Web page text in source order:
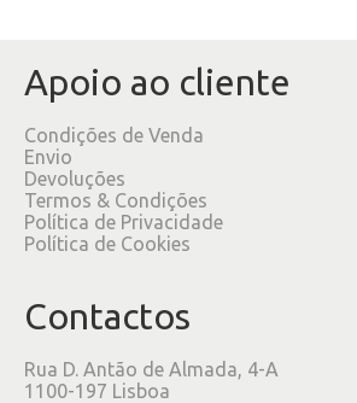
Apoio ao cliente
Condições de Venda
Envio
Devoluções
Termos & Condições
Política de Privacidade
Política de Cookies
Contactos
Rua D. Antão de Almada, 4-A
1100-197 Lisboa